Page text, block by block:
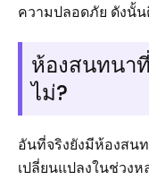
ความปลอดภัย ดังนั้
ห้องสนทนา
ไม่?
อันที่จริงยังมีห้องสน
เปลี่ยนแปลงในช่วง